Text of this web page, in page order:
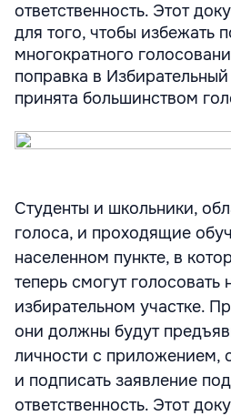
ответственность. Этот
для того, чтобы избежать
многократного
поправка в
принята большинством
Студенты и школьники,
голоса, и проходящие
населенном пункте, в
теперь смогут голосовать
избирательном участке.
они должны будут
личности с приложением,
и подписать заявление
ответственность. Этот